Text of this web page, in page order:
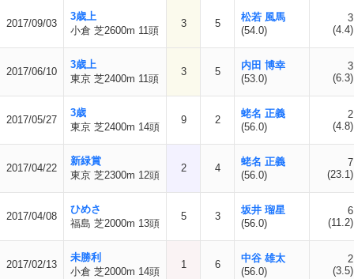
2017/09/03
3歳上
小倉 芝2600m 11頭
3 5
松若 風馬
(54.0)
3
(4.4)
2017/06/10
3歳上
東京 芝2400m 11頭
3 5
内田 博幸
(53.0)
3
(6.3)
2017/05/27
3歳
東京 芝2400m 14頭
9 2
蛯名 正義
(56.0)
2
(4.8)
2017/04/22
新緑賞
東京 芝2300m 12頭
2 4
蛯名 正義
(56.0)
7
(23.1)
2017/04/08
ひめさ
福島 芝2000m 13頭
5 3
坂井 瑠星
(56.0)
6
(11.2)
2017/02/13
未勝利
小倉 芝2000m 14頭
1 6
中谷 雄太
(56.0)
2
(3.5)